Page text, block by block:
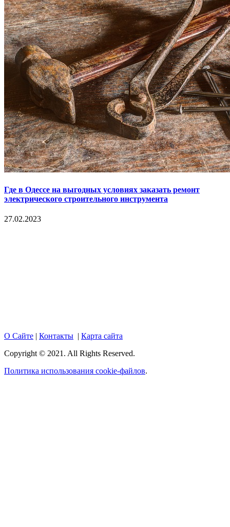
Где в Одессе на выгодных условиях заказать ремонт
электрического строительного инструмента
27.02.2023
О Сайте | Контакты | Карта сайта
Copyright © 2021. All Rights Reserved.
Политика использования cookie-файлов.